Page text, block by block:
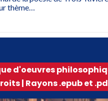
thème…
d'oeuvres
| Rayons .epub et